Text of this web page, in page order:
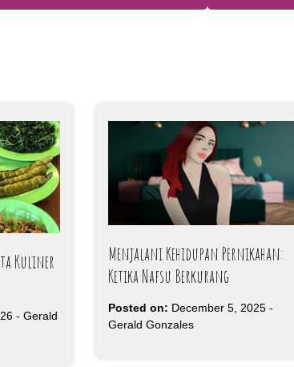
Kuliner
- Gerald
Menjalani Kehidupan Pernikahan:
Ketika Nafsu Berkurang
Posted on: December 5, 2025-
Gerald Gonzales